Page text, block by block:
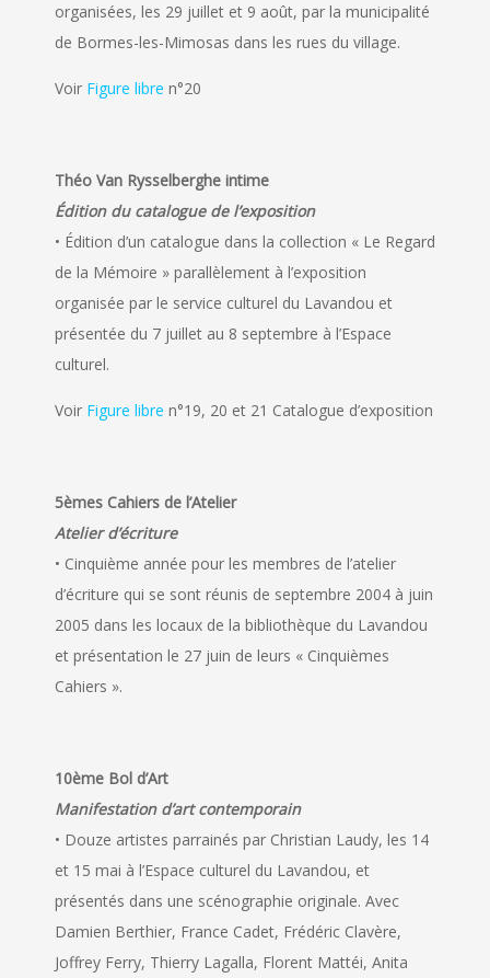
organisées, les 29 juillet et 9 août, par la municipalité
de Bormes-les-Mimosas dans les rues du village.
Voir Figure libre n°20
Théo Van Rysselberghe intime
Édition du catalogue de l’exposition
• Édition d’un catalogue dans la collection « Le Regard
de la Mémoire » parallèlement à l’exposition
organisée par le service culturel du Lavandou et
présentée du 7 juillet au 8 septembre à l’Espace
culturel.
Voir Figure libre n°19, 20 et 21 Catalogue d’exposition
5èmes Cahiers de l’Atelier
Atelier d’écriture
• Cinquième année pour les membres de l’atelier
d’écriture qui se sont réunis de septembre 2004 à juin
2005 dans les locaux de la bibliothèque du Lavandou
et présentation le 27 juin de leurs « Cinquièmes
Cahiers ».
10ème Bol d’Art
Manifestation d’art contemporain
• Douze artistes parrainés par Christian Laudy, les 14
et 15 mai à l’Espace culturel du Lavandou, et
présentés dans une scénographie originale. Avec
Damien Berthier, France Cadet, Frédéric Clavère,
Joffrey Ferry, Thierry Lagalla, Florent Mattéi, Anita